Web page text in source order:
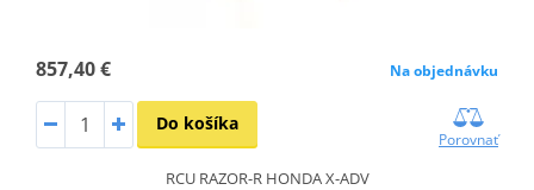
857,40 € Na objednávku
Do košíka
Porovnať
RCU RAZOR-R HONDA X-ADV